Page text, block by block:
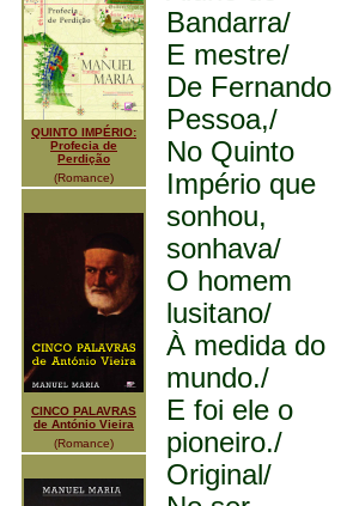
QUINTO IMPÉRIO:
Profecia de
Perdição
(Romance)
CINCO PALAVRAS
de António Vieira
(Romance)
Bandarra/
E mestre/
De Fernando
Pessoa,/
No Quinto
Império que
sonhou,
sonhava/
O homem
lusitano/
À medida do
mundo./
E foi ele o
pioneiro./
Original/